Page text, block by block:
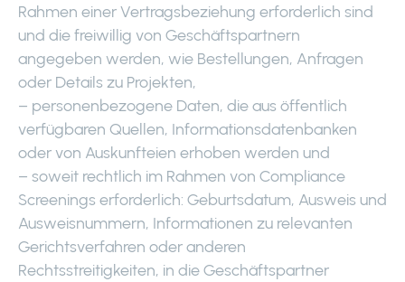
Rahmen einer Vertragsbeziehung erforderlich sind
und die freiwillig von Geschäftspartnern
angegeben werden, wie Bestellungen, Anfragen
oder Details zu Projekten,
– personenbezogene Daten, die aus öffentlich
verfügbaren Quellen, Informationsdatenbanken
oder von Auskunfteien erhoben werden und
– soweit rechtlich im Rahmen von Compliance
Screenings erforderlich: Geburtsdatum, Ausweis und
Ausweisnummern, Informationen zu relevanten
Gerichtsverfahren oder anderen
Rechtsstreitigkeiten, in die Geschäftspartner